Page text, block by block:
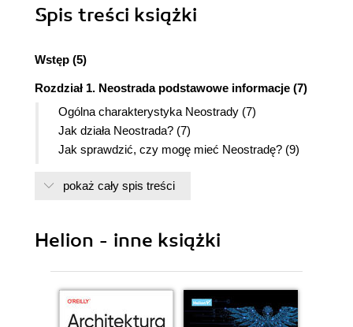
Spis treści książki
Wstęp (5)
Rozdział 1. Neostrada podstawowe informacje (7)
Ogólna charakterystyka Neostrady (7)
Jak działa Neostrada? (7)
Jak sprawdzić, czy mogę mieć Neostradę? (9)
Rozdział 2. Instalacja Neostrady USB na
MS Windows XP (17)
MS Windows 98 (32)
Instalacja zgodna z zaleceniami TP S.A. (33)
pokaż cały spis treści
Helion - inne książki